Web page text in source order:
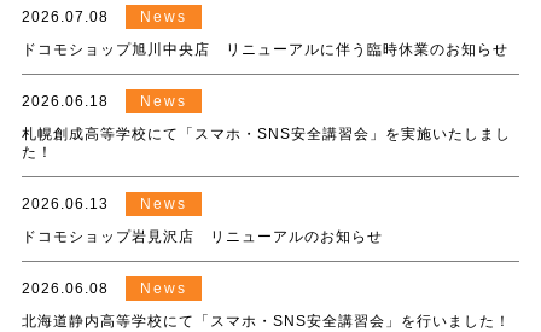
2026.07.08
News
ドコモショップ旭川中央店 リニューアルに伴う臨時休業のお知らせ
2026.06.18
News
札幌創成高等学校にて「スマホ・SNS安全講習会」を実施いたしまし
た！
2026.06.13
News
ドコモショップ岩見沢店 リニューアルのお知らせ
2026.06.08
News
北海道静内高等学校にて「スマホ・SNS安全講習会」を行いました！